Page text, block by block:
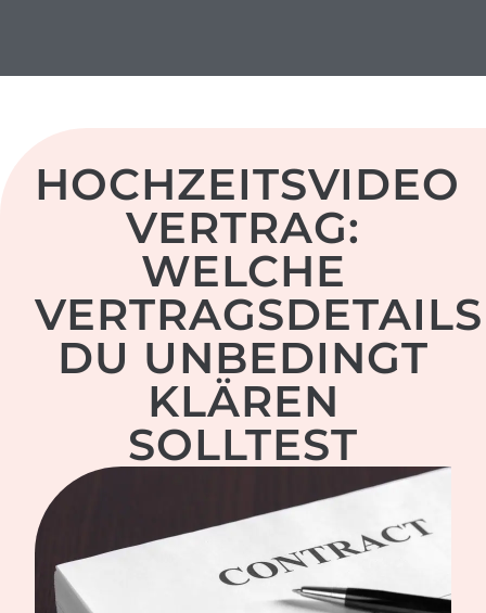
HOCHZEITSVIDEO
VERTRAG:
WELCHE
VERTRAGSDETAILS
DU UNBEDINGT
KLÄREN
SOLLTEST